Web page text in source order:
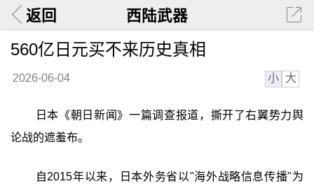
返回 西陆武器
560亿日元买不来历史真相
2026-06-04 小 大
日本《朝日新闻》一篇调查报道，撕开了右翼势力舆
论战的遮羞布。
自2015年以来，日本外务省以"海外战略信息传播"为